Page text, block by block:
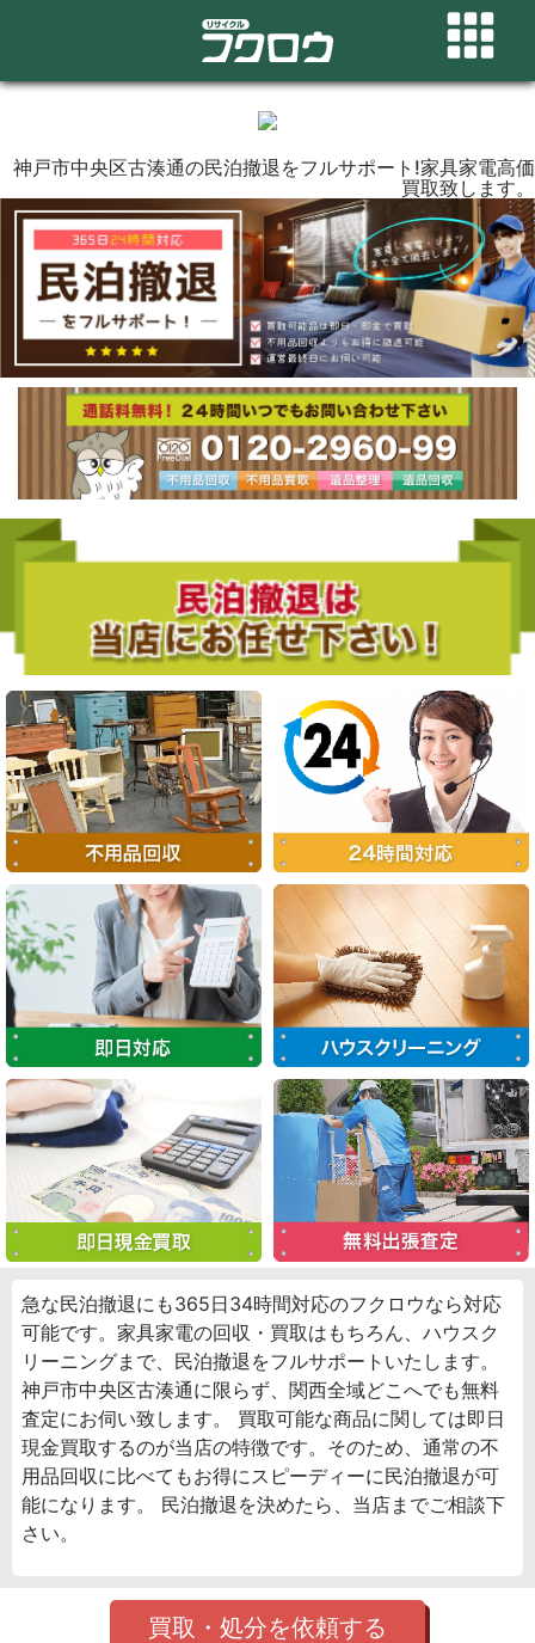
神戸市中央区古湊通の民泊撤退をフルサポート!家具家電高価
買取致します。
急な民泊撤退にも365日34時間対応のフクロウなら対応
可能です。家具家電の回収・買取はもちろん、ハウスク
リーニングまで、民泊撤退をフルサポートいたします。
神戸市中央区古湊通に限らず、関西全域どこへでも無料
査定にお伺い致します。 買取可能な商品に関しては即日
現金買取するのが当店の特徴です。そのため、通常の不
用品回収に比べてもお得にスピーディーに民泊撤退が可
能になります。 民泊撤退を決めたら、当店までご相談下
さい。
買取・処分を依頼する